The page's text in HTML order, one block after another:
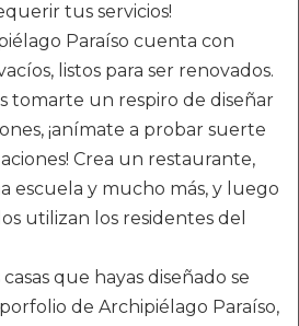
tus servicios!
Paraíso cuenta con
listos para ser renovados.
tomarte un respiro de diseñar
¡anímate a probar suerte
Crea un restaurante,
escuela y mucho más, y luego
utilizan los residentes del
que hayas diseñado se
de Archipiélago Paraíso,